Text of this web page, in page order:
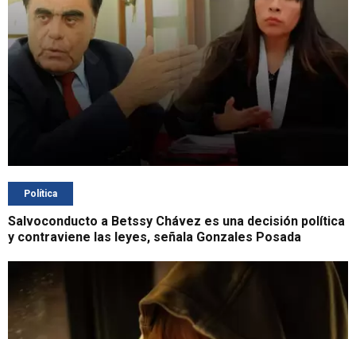
Política
Salvoconducto a Betssy Chávez es una decisión política
y contraviene las leyes, señala Gonzales Posada